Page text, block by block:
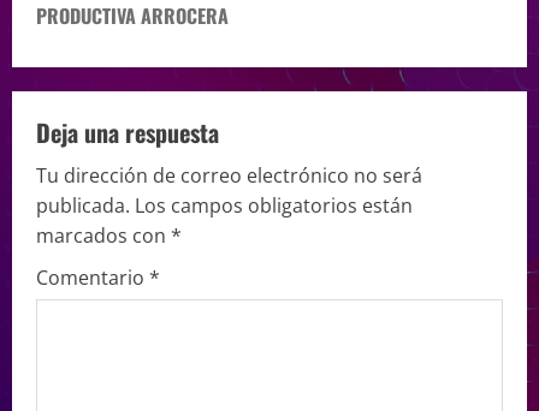
PRODUCTIVA ARROCERA
Deja una respuesta
Tu dirección de correo electrónico no será
publicada. Los campos obligatorios están
marcados con *
Comentario *